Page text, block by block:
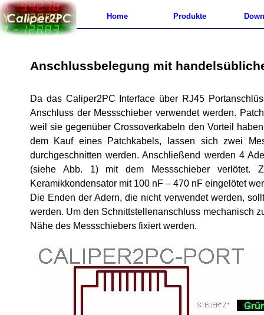
Home Produkte
Anschlussbelegung mit
Da das Caliper2PC Interface über RJ45
Anschluss der Messschieber verwendet werden.
weil sie gegenüber Crossoverkabeln den Vorteil
dem Kauf eines Patchkabels, lassen sich zwei
durchgeschnitten werden. Anschließend werden 4
(siehe Abb. 1) mit dem Messschieber verlötet.
Keramikkondensator mit 100 nF – 470 nF eingelötet
Die Enden der Adern, die nicht verwendet werden,
werden. Um den Schnittstellenanschluss mechanisch
Nähe des Messschiebers fixiert werden.